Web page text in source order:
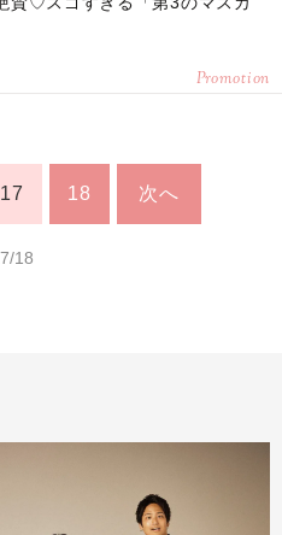
Promotion
17 18 次へ
18